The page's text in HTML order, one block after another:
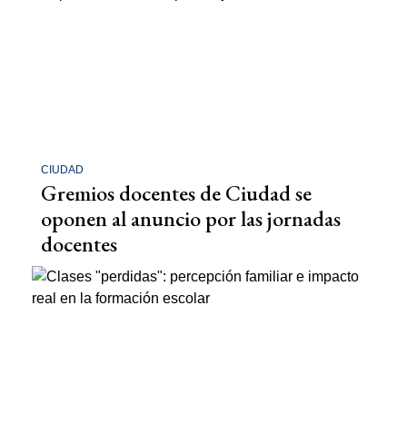
CIUDAD
Gremios docentes de Ciudad se
oponen al anuncio por las jornadas
docentes